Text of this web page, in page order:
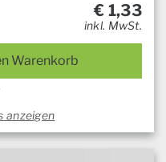
€ 1,33
inkl. MwSt.
Warenkorb
anzeigen